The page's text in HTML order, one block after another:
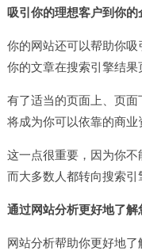
吸引你的理想客户到你的
你的网站还可以帮助你
你的文章在搜索引擎结果
有了适当的页面上、页
将成为你可以依靠的商业
这一点很重要，因为你不
而大多数人都转向搜索引
通过网站分析更好地了解
网站分析帮助你更好地